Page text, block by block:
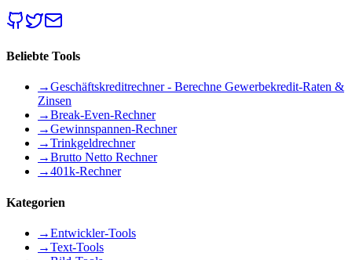
Beliebte Tools
→Geschäftskreditrechner - Berechne Gewerbekredit-Raten &
Zinsen
→Break-Even-Rechner
→Gewinnspannen-Rechner
→Trinkgeldrechner
→Brutto Netto Rechner
→401k-Rechner
Kategorien
→Entwickler-Tools
→Text-Tools